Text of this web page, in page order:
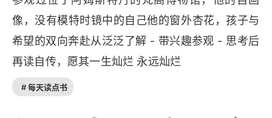
第四章 美妙绝伦
第五章 活在梵高的世界里
第六章 夜之猫头鹰
像，没有模特时镜中的自己他的窗外杏花，孩子与
希望的双向奔赴从泛泛了解 - 带兴趣参观 - 思考后
再读自传，愿其一生灿烂 永远灿烂
# 每天读点书